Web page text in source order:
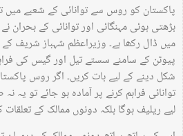
پاکستان کو روس سے توانائی کے شعبے میں
بڑھتی ہوئی مہنگائی اور توانائی کے بحران
میں ڈال رکھا ہے۔ وزیراعظم شہباز شریف
پیوٹن کے سامنے سستے تیل اور گیس کی
شکل دینے کے لیے بات کریں۔ اگر روس
توانائی فراہم کرنے پر آمادہ ہو جائے تو
لیے ریلیف ہوگا بلکہ دونوں ممالک کے تعلقات